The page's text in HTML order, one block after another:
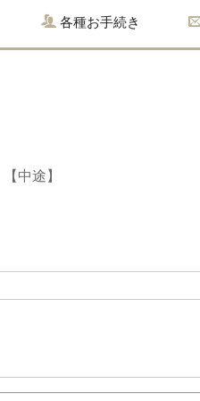
各種お手続き
【中途】